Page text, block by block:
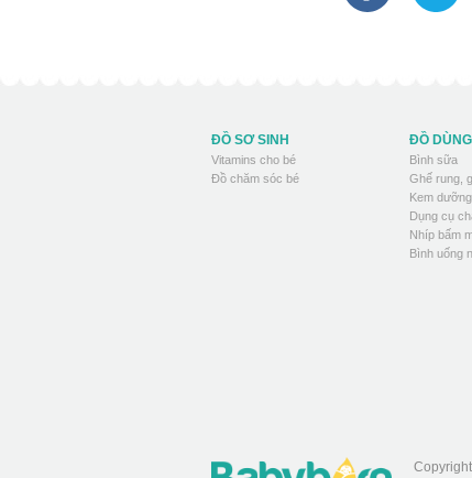
ĐỒ SƠ SINH
Vitamins cho bé
Đồ chăm sóc bé
ĐỒ
Bình sữa
Ghế rung,
Kem
Dụng cụ
Nhíp bấm
Bình uống